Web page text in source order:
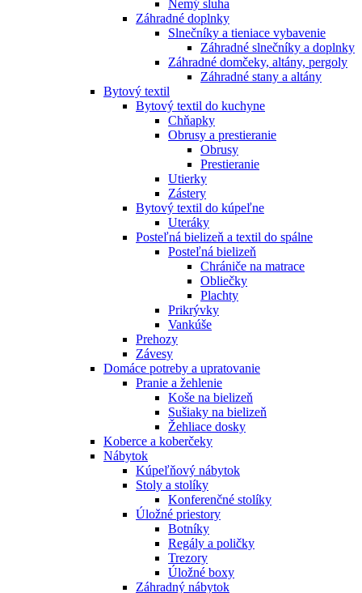
Nemý sluha
Záhradné doplnky
Slnečníky a tieniace vybavenie
Záhradné slnečníky a doplnky
Záhradné domčeky, altány, pergoly
Záhradné stany a altány
Bytový textil
Bytový textil do kuchyne
Chňapky
Obrusy a prestieranie
Obrusy
Prestieranie
Utierky
Zástery
Bytový textil do kúpeľne
Uteráky
Posteľná bielizeň a textil do spálne
Posteľná bielizeň
Chrániče na matrace
Obliečky
Plachty
Prikrývky
Vankúše
Prehozy
Závesy
Domáce potreby a upratovanie
Pranie a žehlenie
Koše na bielizeň
Sušiaky na bielizeň
Žehliace dosky
Koberce a koberčeky
Nábytok
Kúpeľňový nábytok
Stoly a stolíky
Konferenčné stolíky
Úložné priestory
Botníky
Regály a poličky
Trezory
Úložné boxy
Záhradný nábytok